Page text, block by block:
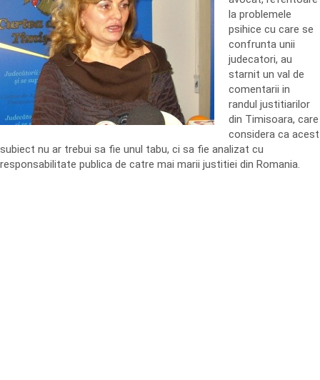
la problemele
psihice cu care se
confrunta unii
judecatori, au
starnit un val de
comentarii in
randul justitiarilor
din Timisoara, care
considera ca acest
subiect nu ar trebui sa fie unul tabu, ci sa fie analizat cu
responsabilitate publica de catre mai marii justitiei din Romania.